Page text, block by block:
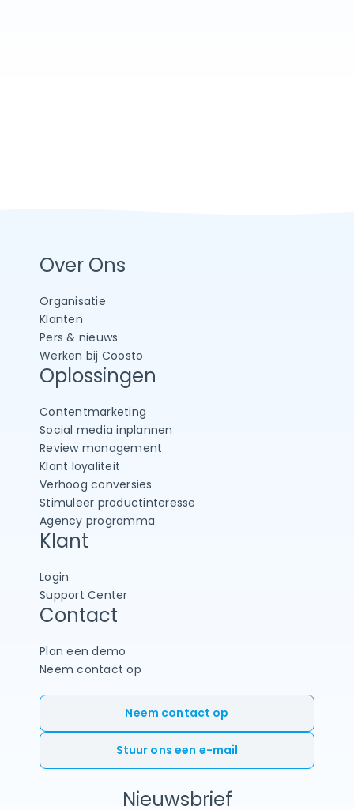
Neem contact op
Stuur ons een e-mail
Nieuwsbrief
Over Ons
Organisatie
Klanten
Pers & nieuws
Werken bij Coosto
Oplossingen
Contentmarketing
Social media inplannen
Review management
Klant loyaliteit
Verhoog conversies
Stimuleer productinteresse
Agency programma
Klant
Login
Support Center
Contact
Plan een demo
Neem contact op